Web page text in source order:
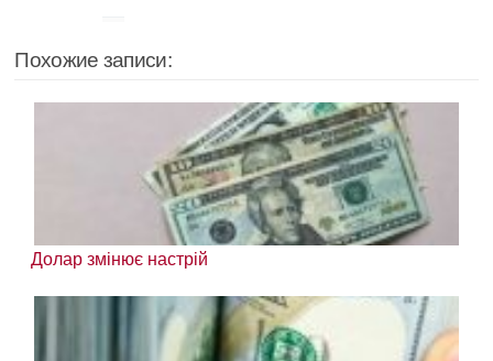
Похожие записи:
Долар змінює настрій